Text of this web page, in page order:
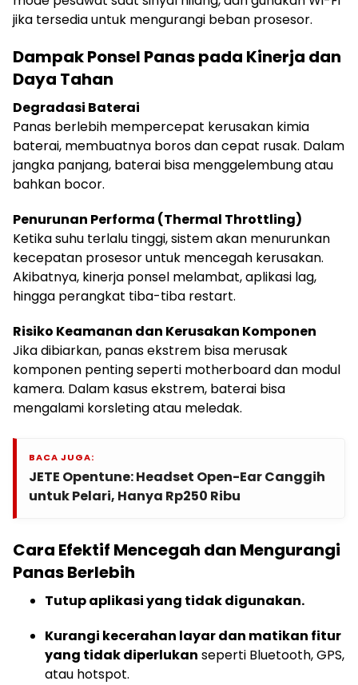
jika tersedia untuk mengurangi beban prosesor.
Dampak Ponsel Panas pada Kinerja dan
Daya Tahan
Degradasi Baterai
Panas berlebih mempercepat kerusakan kimia
baterai, membuatnya boros dan cepat rusak. Dalam
jangka panjang, baterai bisa menggelembung atau
bahkan bocor.
Penurunan Performa (Thermal Throttling)
Ketika suhu terlalu tinggi, sistem akan menurunkan
kecepatan prosesor untuk mencegah kerusakan.
Akibatnya, kinerja ponsel melambat, aplikasi lag,
hingga perangkat tiba-tiba restart.
Risiko Keamanan dan Kerusakan Komponen
Jika dibiarkan, panas ekstrem bisa merusak
komponen penting seperti motherboard dan modul
kamera. Dalam kasus ekstrem, baterai bisa
mengalami korsleting atau meledak.
BACA JUGA:
JETE Opentune: Headset Open-Ear Canggih
untuk Pelari, Hanya Rp250 Ribu
Cara Efektif Mencegah dan Mengurangi
Panas Berlebih
Tutup aplikasi yang tidak digunakan.
Kurangi kecerahan layar dan matikan fitur
yang tidak diperlukan seperti Bluetooth, GPS,
atau hotspot.